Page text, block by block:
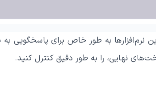
نرم‌افزارها به طور خاص برای پاسخگویی
نهایی، را به طور دقیق کنترل کنید.